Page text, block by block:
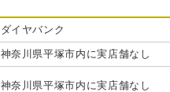
ダイヤバンク
神奈川県平塚市内に実店舗なし
神奈川県平塚市内に実店舗なし